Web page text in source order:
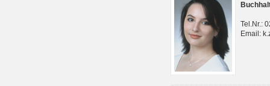
Tel.Nr.:
Email: